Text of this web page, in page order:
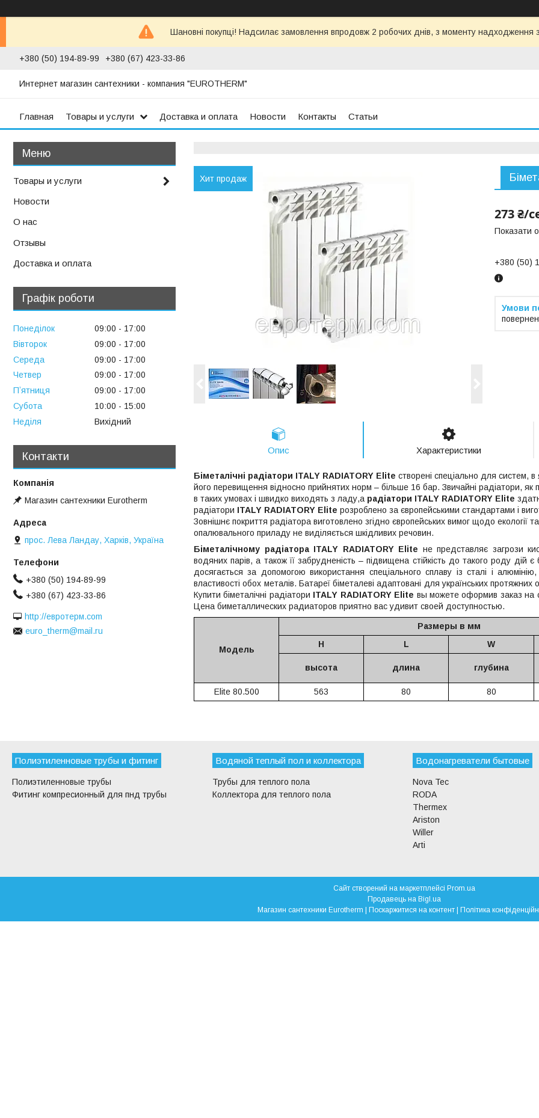
Шановні покупці! Надсилає замовлення впродовж 2 робочих днів, з моменту надходження
+380 (50) 194-89-99 +380 (67) 423-33-86
Интернет магазин сантехники - компания "EUROTHERM"
Главная Товары и услуги Доставка и оплата Новости Контакты Статьи
Хит продаж
273 ₴/
Показати
+380 (50)
Опис Характеристики
Біметалічні радіатори ITALY RADIATORY Elite створені спеціально для систем,
його перевищення відносно прийнятих норм – більше 16 бар. Звичайні радіатори, як
в таких умовах і швидко виходять з ладу,а радіатори ITALY RADIATORY Elite
радіатори ITALY RADIATORY Elite розроблено за європейськими стандартами і
Зовнішнє покриття радіатора виготовлено згідно європейських вимог щодо екології
опалювального приладу не виділяється шкідливих речовин.
Біметалічному радіатора ITALY RADIATORY Elite не представляє загрози
водяних парів, а також її забрудненість – підвищена стійкість до такого роду дій
досягається за допомогою використання спеціального сплаву із сталі і
властивості обох металів. Батареї біметалеві адаптовані для українських
Купити біметалічні радіатори ITALY RADIATORY Elite вы можете оформив заказ на
Цена биметаллических радиаторов приятно вас удивит своей доступностью.
Модель
Размеры в мм
H
L W
высота длина глубина
Elite 80.500 563 80 80
Товары и услуги
Новости
О нас
Отзывы
Доставка и оплата
Графік роботи
Понеділок 09:00
17:00
Вівторок
09:00
17:00
Середа
09:00
17:00
Четвер
09:00
17:00
Пʼятниця
09:00
17:00
Субота
10:00
15:00
Неділя
Вихідний
Контакти
Магазин сантехники Eurotherm
прос. Лева Ландау, Харків, Україна
+380 (50) 194-89-99
+380 (67) 423-33-86
http://евротерм.com
euro_therm@mail.ru
Полиэтиленновые трубы и фитинг
Полиэтиленновые трубы
Фитинг компресионный для пнд трубы
Водяной теплый пол и коллектора
Трубы для теплого пола
Коллектора для теплого пола
Водонагреватели бытовые
Nova Tec
RODA
Thermex
Ariston
Willer
Arti
Сайт створений на маркетплейсі Prom.ua
Продавець на Bigl.ua
Магазин сантехники Eurotherm | Поскаржитися на контент | Політика